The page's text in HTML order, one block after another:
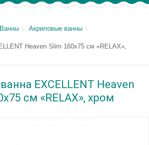
Ванны
Акриловые ванны
Heaven Slim 160x75 см «RELAX»,
EXCELLENT Heaven
см «RELAX», хром